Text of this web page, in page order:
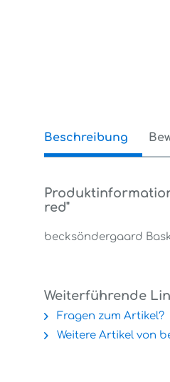
Beschreibung
red"
becksöndergaard
Weiterführende
Fragen zum Artikel?
Weitere Artikel von